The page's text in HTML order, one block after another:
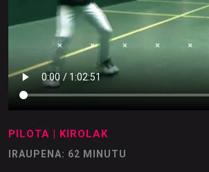
PILOTA | KIROLAK
IRAUPENA: 62 MINUTU